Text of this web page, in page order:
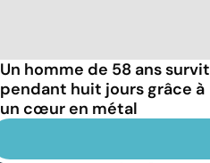
Un homme de 58 ans survit
pendant huit jours grâce à
un cœur en métal